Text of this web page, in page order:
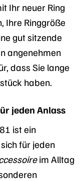
Ihr neuer Ring
Ihre Ringgröße
gut sitzende
angenehmen
dass Sie lange
haben.
jeden Anlass
ist ein
für jeden
im Alltag